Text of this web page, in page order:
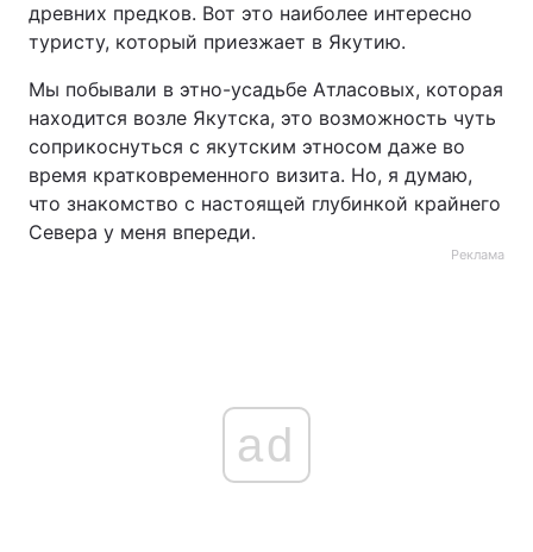
древних предков. Вот это наиболее интересно
туристу, который приезжает в Якутию.
Мы побывали в этно-усадьбе Атласовых, которая
находится возле Якутска, это возможность чуть
соприкоснуться с якутским этносом даже во
время кратковременного визита. Но, я думаю,
что знакомство с настоящей глубинкой крайнего
Севера у меня впереди.
Реклама
ad